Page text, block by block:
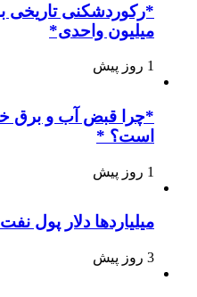
میلیون واحدی*
1 روز پیش
است؟ *
1 روز پیش
میلیاردها دلار پول
3 روز پیش